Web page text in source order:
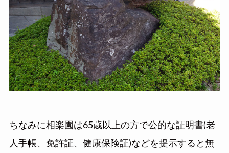
ちなみに相楽園は65歳以上の方で公的な証明書(老
人手帳、免許証、健康保険証)などを提示すると無